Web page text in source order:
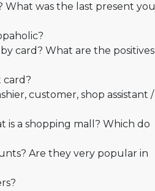
was the last present you
card? What are the positives
card?
customer, shop assistant /
is a shopping mall? Which do
Are they very popular in